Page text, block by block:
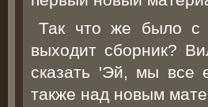
Так что же было с
выходит сборник?
сказать 'Эй, мы все
также над новым